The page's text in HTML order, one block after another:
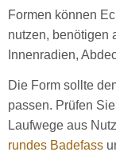
Formen können
nutzen, benötigen
Innenradien,
Die Form sollte
passen. Prüfen
Laufwege aus
rundes Badefass